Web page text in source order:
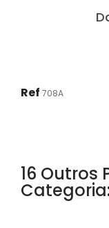
Ref 708A
16 Outros
Categoria: